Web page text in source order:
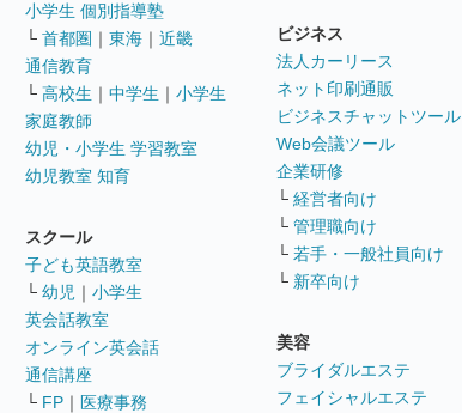
小学生 個別指導塾
└ 首都圏 ｜ 東海 ｜ 近畿
通信教育
└ 高校生 ｜ 中学生 ｜ 小学生
家庭教師
幼児・小学生 学習教室
幼児教室 知育
スクール
子ども英語教室
└ 幼児 ｜ 小学生
英会話教室
オンライン英会話
通信講座
└ FP ｜ 医療事務
ビジネス
法人カーリース
ネット印刷通販
ビジネスチャットツール
Web会議ツール
企業研修
└ 経営者向け
└ 管理職向け
└ 若手・一般社員向け
└ 新卒向け
美容
ブライダルエステ
フェイシャルエステ